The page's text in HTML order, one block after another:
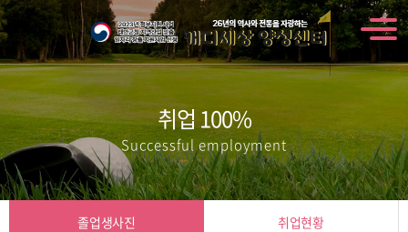
취업 100%
Successful employment
졸업생사진 취업현황